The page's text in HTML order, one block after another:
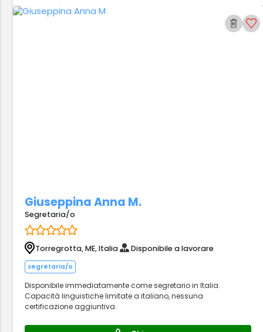
Giuseppina Anna M.
Segretaria/o
Torregrotta, ME, Italia Disponibile a lavorare
segretaria/o
Disponibile immediatamente come segretario in Italia.
Capacità linguistiche limitate a italiano, nessuna
certificazione aggiuntiva.